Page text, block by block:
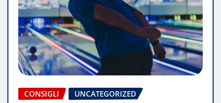
CONSIGLI UNCATEGORIZED